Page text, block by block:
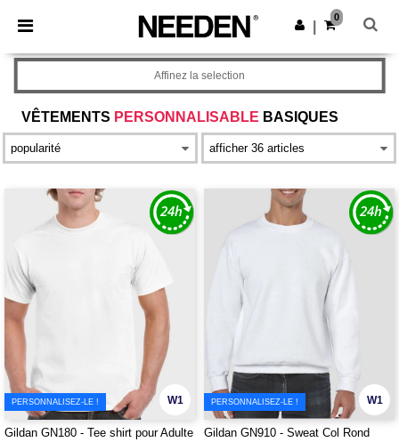
× Appli Needen
Meilleurs prix sur l’app !
Obtenir l'appli
0
VÊTEMENTS PERSONNALISABLE BASIQUES
Affinez la selection
W1
PERSONNALISEZ-LE !
Gildan GN180 - Tee shirt pour Adulte
W1
PERSONNALISEZ-LE !
Gildan GN910 - Sweat Col Rond